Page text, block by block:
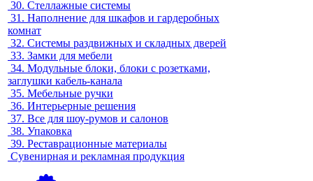
30. Стеллажные системы
31. Наполнение для шкафов и гардеробных
комнат
32. Системы раздвижных и складных дверей
33. Замки для мебели
34. Модульные блоки, блоки с розетками,
заглушки кабель-канала
35. Мебельные ручки
36. Интерьерные решения
37. Все для шоу-румов и салонов
38. Упаковка
39. Реставрационные материалы
Сувенирная и рекламная продукция